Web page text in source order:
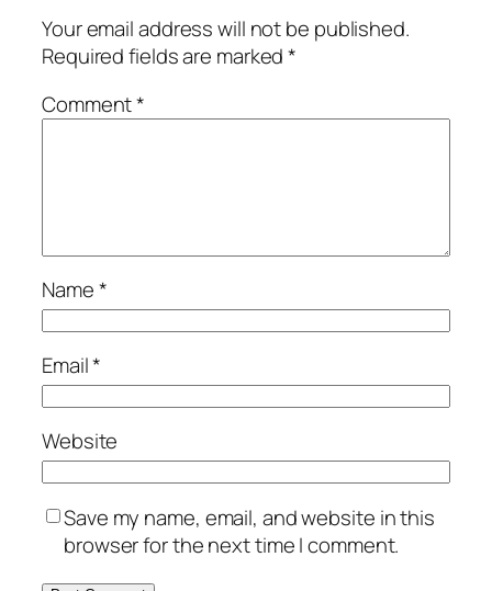
Your email address will not be published.
Required fields are marked*
Comment*
Name*
Email*
Website
Save my name, email, and website in this
browser for the next time I comment.